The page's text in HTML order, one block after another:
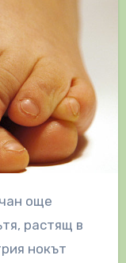
растящ в
нокът